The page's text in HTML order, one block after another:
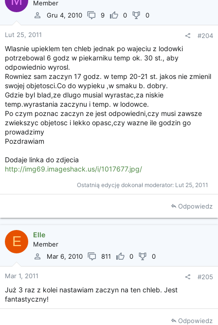
Member
Gru 4, 2010
9 0 0
Lut 25, 2011 #204
Wlasnie upieklem ten chleb jednak po wajeciu z lodowki
potrzebowal 6 godz w piekarniku temp ok. 30 st., aby
odpowiednio wyrosl.
Rowniez sam zaczyn 17 godz. w temp 20-21 st. jakos nie zmienil
swojej objetosci.Co do wypieku ,w smaku b. dobry.
Gdzie byl blad,ze dlugo musial wyrastac,za niskie
temp.wyrastania zaczynu i temp. w lodowce.
Po czym poznac zaczyn ze jest odpowiedni,czy musi zawsze
zwiekszyc objetosc i lekko opasc,czy wazne ile godzin go
prowadzimy
Pozdrawiam
Dodaje linka do zdjecia
http://img69.imageshack.us/i/1017677.jpg/
Ostatnią edycję dokonał moderator: Lut 25, 2011
Odpowiedz
E Elle
Member
Mar 6, 2010
811 0 0
Mar 1, 2011 #205
Już 3 raz z kolei nastawiam zaczyn na ten chleb. Jest
fantastyczny!
Odpowiedz